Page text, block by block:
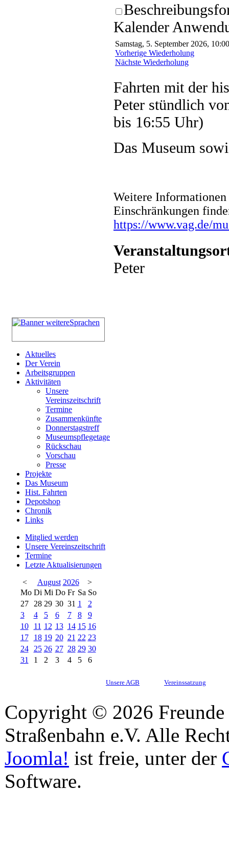
Kalender
Samstag, 5. September 2026,
Vorherige Wiederholung
Nächste Wiederholung
Fahrten mit der
Peter stündlich
bis 16:55 Uhr)
Das Museum
Weitere
Einschränkungen
https://www.vag.de/
Peter
Aktuelles
Der Verein
Arbeitsgruppen
Aktivitäten
Unsere
Vereinszeitschrift
Termine
Zusammenkünfte
Donnerstagstreff
Museumspflegetage
Rückschau
Vorschau
Presse
Projekte
Das Museum
Hist. Fahrten
Depotshop
Chronik
Links
Mitglied werden
Unsere Vereinszeitschrift
Termine
Letzte Aktualisierungen
<
August 2026
>
Mo Di Mi Do Fr Sa So
27
28 29 30 31 1
2
3
4 5 6 7 8
9
10
11 12 13 14 15 16
17
18 19 20 21 22 23
24
25 26 27 28 29 30
31
1 2 3 4 5 6
Unsere AGB Vereinssatzung
Copyright © 2026
Straßenbahn e.V. Alle
Joomla! ist freie, unter der
Software.